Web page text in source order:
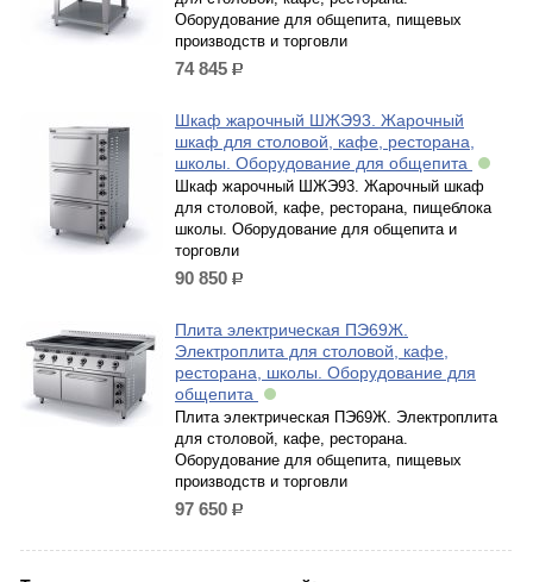
Оборудование для общепита, пищевых
производств и торговли
74 845 р.
Шкаф жарочный ШЖЭ93. Жарочный
шкаф для столовой, кафе, ресторана,
школы. Оборудование для общепита
Шкаф жарочный ШЖЭ93. Жарочный шкаф
для столовой, кафе, ресторана, пищеблока
школы. Оборудование для общепита и
торговли
90 850 р.
Плита электрическая ПЭ69Ж.
Электроплита для столовой, кафе,
ресторана, школы. Оборудование для
общепита
Плита электрическая ПЭ69Ж. Электроплита
для столовой, кафе, ресторана.
Оборудование для общепита, пищевых
производств и торговли
97 650 р.